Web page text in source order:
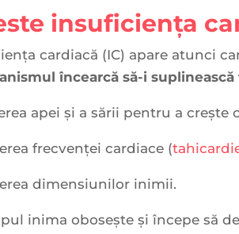
insuficiența
cardiacă (IC) apare atunci
încearcă să-i
apei și a sării pentru a crește
frecvenței cardiace (
dimensiunilor inimii.
inima obosește și începe să